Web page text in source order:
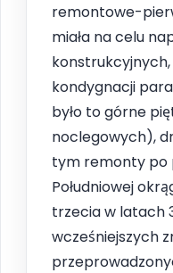
remontowe-
miała na celu
kondygnacji
było to górne
noclegowych),
tym remonty po
Południowej
trzecia w latach
wcześniejszych